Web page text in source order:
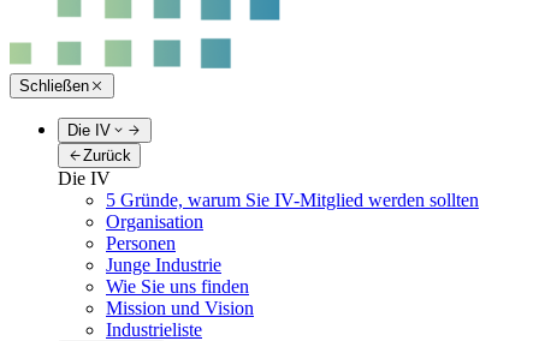
Schließen
Die IV
Zurück
Die IV
5 Gründe, warum Sie IV-Mitglied werden sollten
Organisation
Personen
Junge Industrie
Wie Sie uns finden
Mission und Vision
Industrieliste